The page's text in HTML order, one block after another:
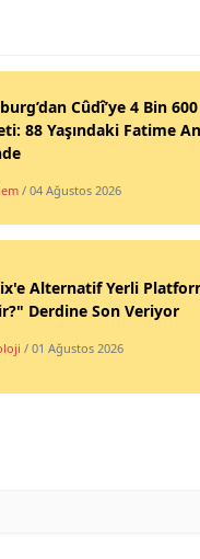
Cûdî’ye 4 Bin
88 Yaşındaki Fatime
/ 04 Ağustos 2026
Alternatif Yerli
Derdine Son Veriyor
/ 01 Ağustos 2026